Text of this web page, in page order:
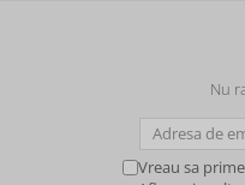
Nu
Vreau sa